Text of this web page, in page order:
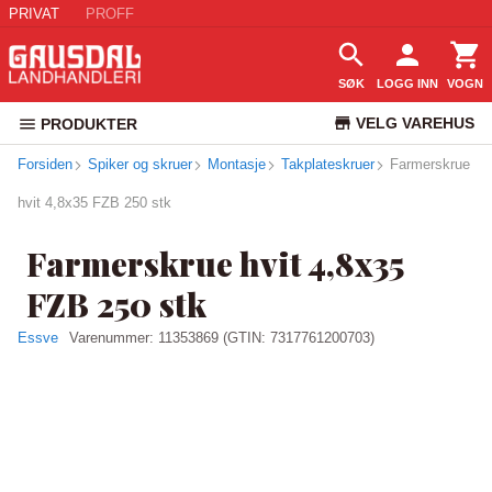
PRIVAT PROFF
SØK LOGG INN VOGN
PRODUKTER VELG VAREHUS
KUNDESERVICE
Forsiden Spiker og skruer Montasje Takplateskruer Farmerskrue
hvit 4,8x35 FZB 250 stk
Farmerskrue hvit 4,8x35
FZB 250 stk
Essve Varenummer: 11353869 (GTIN: 7317761200703)